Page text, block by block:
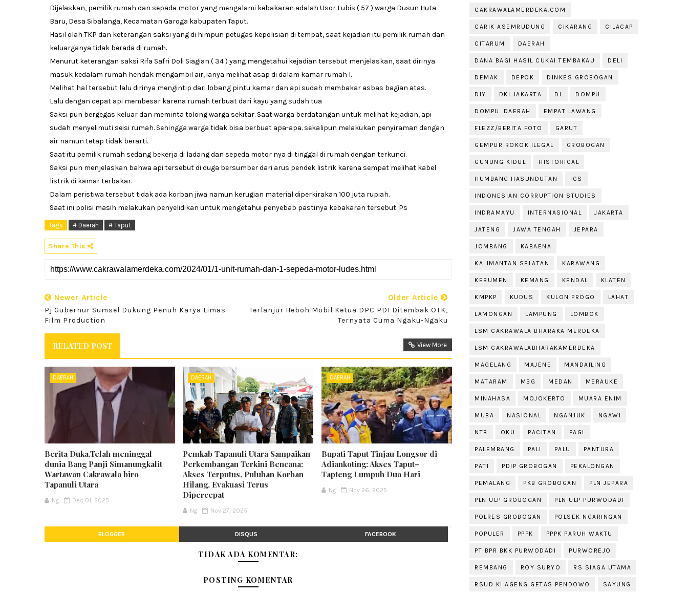
Dijelaskan, pemilik rumah dan sepada motor yang mengalami kebakaran adalah Usor Lubis ( 57 ) warga Dusun Huta
Baru, Desa Sibalanga, Kecamatan Garoga kabupaten Taput.
Hasil olah TKP dan keterangan saksi yang di himpun petugas kepolisian di tempat, saat kejadian itu pemilik rumah dan
keluarganya tidak berada di rumah.
Menurut keterangan saksi Rifa Safri Doli Siagian ( 34 ) yang mengetahui kejadian tersebut menjelaskan, saat dirinya
masuk kedalam rumah hendak mengambil air, ianya melihat asap di dalam kamar rumah l.
Melihat hal tersebut lalu dirinya mengintip dari lobang pintu kamar dan api sudah membakar asbas bagian atas.
Lalu dengan cepat api membesar karena rumah terbuat dari kayu yang sudah tua
Saksi pun bergegas keluar dan meminta tolong warga sekitar. Saat warga berdatangan untuk melihat kejadian, api
sudah menyelimuti seisi rumah. Sehingga warga tidak bisa berbuat apa-apa. sekalipun melakukan penyiraman dengan
air namun tetap tidak berarti.
Saat itu pemilik rumah sedang bekerja di ladang dan sepeda motor nya di tinggal di rumah dengan terkunci.
Saksi pun menjelaskan bahwa api tersebut di duga bersumber dari arus pendek listrik karena sempat melihat kabel
listrik di kamar terbakar.
Dalam peristiwa tersebut tidak ada korban jiwa namun kerugian material diperkirakan 100 juta rupiah.
Saat ini polisi masih melakukan penyelidikan untuk mengetahui penyebab pastinya kebakaran tersebut. Ps
Tags # Daerah # Taput
Share This
Newer Article
Pj Gubernur Sumsel Dukung Penuh Karya Limas
Film Production
Older Article
Terlanjur Heboh Mobil Ketua DPC PDI Ditembak OTK,
Ternyata Cuma Ngaku-Ngaku
RELATED POST View More
DAERAH
Berita Duka.Telah meninggal
dunia Bang Panji Simanungkalit
Wartawan Cakrawala biro
Tapanuli Utara
Ng Dec 01, 2025
DAERAH
Pemkab Tapanuli Utara Sampaikan
Perkembangan Terkini Bencana:
Akses Terputus, Puluhan Korban
Hilang, Evakuasi Terus
Dipercepat
Ng Nov 27, 2025
DAERAH
Bupati Taput Tinjau Longsor di
Adiankoting: Akses Taput–
Tapteng Lumpuh Dua Hari
Ng Nov 26, 2025
BLOGGER DISQUS FACEBOOK
TIDAK ADA KOMENTAR:
POSTING KOMENTAR
CAKRAWALAMERDEKA.COM
CARIK ASEMRUDUNG CIKARANG CILACAP
CITARUM DAERAH
DANA BAGI HASIL CUKAI TEMBAKAU DELI
DEMAK DEPOK DINKES GROBOGAN
DIY DKI JAKARTA DL DOMPU
DOMPU. DAERAH EMPAT LAWANG
FLEZZ/BERITA FOTO GARUT
GEMPUR ROKOK ILEGAL GROBOGAN
GUNUNG KIDUL HISTORICAL
HUMBANG HASUNDUTAN ICS
INDONESIAN CORRUPTION STUDIES
INDRAMAYU INTERNASIONAL JAKARTA
JATENG JAWA TENGAH JEPARA
JOMBANG KABAENA
KALIMANTAN SELATAN KARAWANG
KEBUMEN KEMANG KENDAL KLATEN
KMPKP KUDUS KULON PROGO LAHAT
LAMONGAN LAMPUNG LOMBOK
LSM CAKRAWALA BHARAKA MERDEKA
LSM CAKRAWALABHARAKAMERDEKA
MAGELANG MAJENE MANDAILING
MATARAM MBG MEDAN MERAUKE
MINAHASA MOJOKERTO MUARA ENIM
MUBA NASIONAL NGANJUK NGAWI
NTB OKU PACITAN PAGI
PALEMBANG PALI PALU PANTURA
PATI PDIP GROBOGAN PEKALONGAN
PEMALANG PKB GROBOGAN PLN JEPARA
PLN ULP GROBOGAN PLN ULP PURWODADI
POLRES GROBOGAN POLSEK NGARINGAN
POPULER PPPK PPPK PARUH WAKTU
PT BPR BKK PURWODADI PURWOREJO
REMBANG ROY SURYO RS SIAGA UTAMA
RSUD KI AGENG GETAS PENDOWO SAYUNG